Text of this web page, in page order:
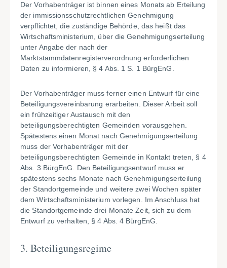
Der Vorhabenträger ist binnen eines Monats ab Erteilung
der immissionsschutzrechtlichen Genehmigung
verpflichtet, die zuständige Behörde, das heißt das
Wirtschaftsministerium, über die Genehmigungserteilung
unter Angabe der nach der
Marktstammdatenregisterverordnung erforderlichen
Daten zu informieren, § 4 Abs. 1 S. 1 BürgEnG.
Der Vorhabenträger muss ferner einen Entwurf für eine
Beteiligungsvereinbarung erarbeiten. Dieser Arbeit soll
ein frühzeitiger Austausch mit den
beteiligungsberechtigten Gemeinden vorausgehen.
Spätestens einen Monat nach Genehmigungserteilung
muss der Vorhabenträger mit der
beteiligungsberechtigten Gemeinde in Kontakt treten, § 4
Abs. 3 BürgEnG. Den Beteiligungsentwurf muss er
spätestens sechs Monate nach Genehmigungserteilung
der Standortgemeinde und weitere zwei Wochen später
dem Wirtschaftsministerium vorlegen. Im Anschluss hat
die Standortgemeinde drei Monate Zeit, sich zu dem
Entwurf zu verhalten, § 4 Abs. 4 BürgEnG.
3. Beteiligungs­regime